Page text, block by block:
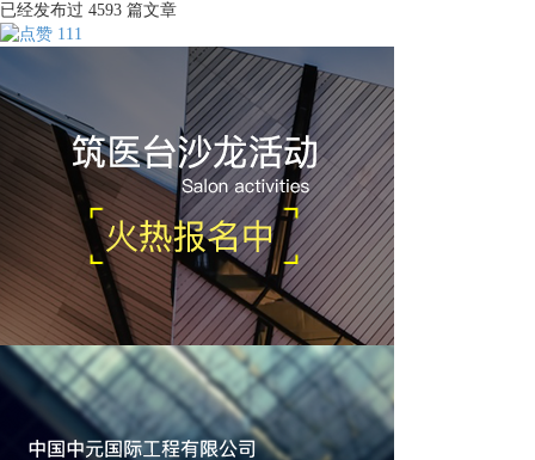
已经发布过 4593 篇文章
111